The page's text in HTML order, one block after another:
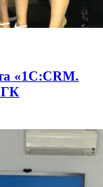
«1С:CRM.
ГК